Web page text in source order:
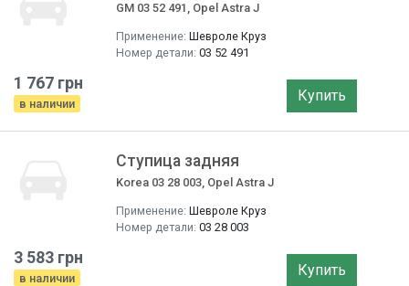
GM 03 52 491, Opel Astra J
Применение: Шевроле Круз
Номер детали: 03 52 491
1 767 грн
в наличии Купить
Ступица задняя
Korea 03 28 003, Opel Astra J
Применение: Шевроле Круз
Номер детали: 03 28 003
3 583 грн
в наличии Купить